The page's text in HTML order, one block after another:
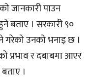
जानकारी पाउन
बताए । सरकारी ९०
गरेको उनको भनाइ छ ।
प्रभाव र दबाबमा आएर
।